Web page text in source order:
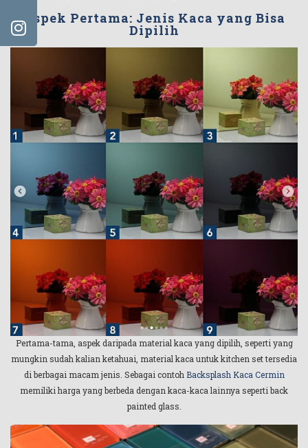
Aspek Pertama: Jenis Kaca yang Bisa
Dipilih
Pertama-tama, aspek daripada material kaca yang dipilih, seperti yang
mungkin sudah kalian ketahuai, material kaca untuk kitchen set tersedia
di berbagai macam jenis. Sebagai contoh Backsplash Kaca Cermin
memiliki harga yang berbeda dengan kaca-kaca lainnya seperti back
painted glass.